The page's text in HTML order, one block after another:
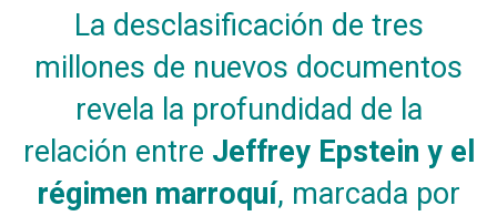
La desclasificación de tres
millones de nuevos documentos
revela la profundidad de la
relación entre Jeffrey Epstein y el
régimen marroquí, marcada por